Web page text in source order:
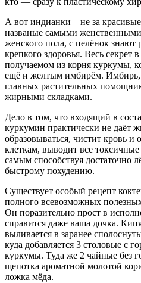
А вот индианки – не за
названые самыми
женского пола, с пелёнок знают
крепкого здоровья. Весь секрет
получаемом из корня куркумы,
ещё и желтым имбирём. Имбирь,
главных растительных
жирными складками.
Дело в том, что входящий в
куркумин практически не даёт
образовываться, чистит кровь и
клеткам, выводит все
самым способствуя достаточно
быстрому похудению.
Существует особый рецепт
полного всевозможных
Он поразительно прост в
справится даже ваша дочка.
выливается в заранее
куда добавляется 3 столовые с
куркумы. Туда же 2 чайные без
щепотка ароматной молотой
ложка мёда.